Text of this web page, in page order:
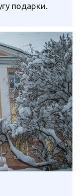
подарки.